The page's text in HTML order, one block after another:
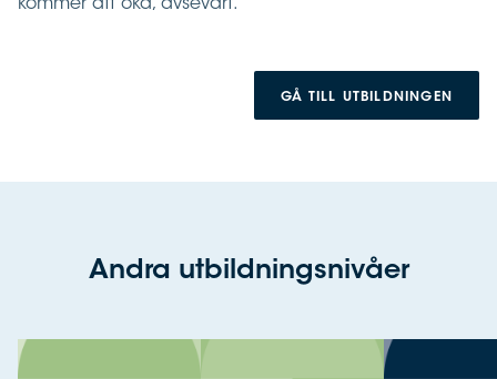
kommer att öka, avsevärt.
GÅ TILL UTBILDNINGEN
Andra utbildningsnivåer